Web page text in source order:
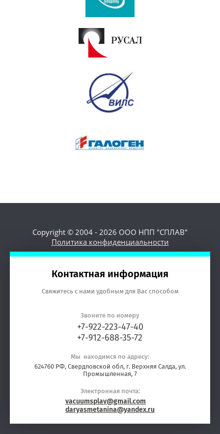
Copyright © 2004 - 2026 ООО НПП "СПЛАВ"
Политика конфиденциальности
Контактная информация
Свяжитесь с нами удобным для Вас способом
Звоните по номеру
+7-922-223-47-40
+7-912-688-35-72
Мы находимся по адресу:
624760 РФ, Свердловской обл, г. Верхняя Салда, ул.
Промышленная, 7
Электронная почта:
vacuumsplav@gmail.com
daryasmetanina@yandex.ru